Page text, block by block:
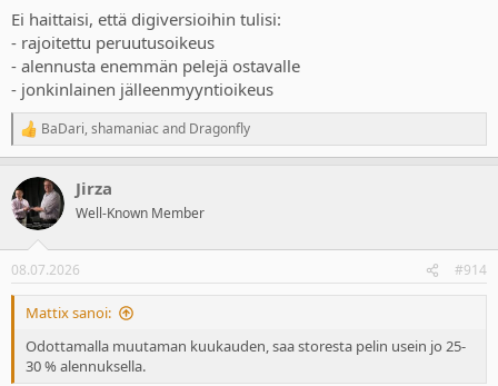
erottuvat levyjen hintahistorian osalta.
Ei haittaisi, että digiversioihin tulisi:
- rajoitettu peruutusoikeus
- alennusta enemmän pelejä ostavalle
- jonkinlainen jälleenmyyntioikeus
R
e
c
t
i
s
:
BaDari, shamaniacand Dragonfly
Jirza
Well-Known Member
08.07.2026 #914
Mattix sanoi:
Odottamalla muutaman kuukauden, saa storesta pelin usein jo 25-
30 % alennuksella.